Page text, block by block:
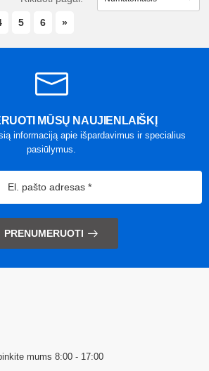
5 6 »NEXT
MŪSŲ NAUJIENLAIŠKĮ
informaciją apie išpardavimus ir specialius
pasiūlymus.
PRENUMERUOTI
mums 8:00 - 17:00